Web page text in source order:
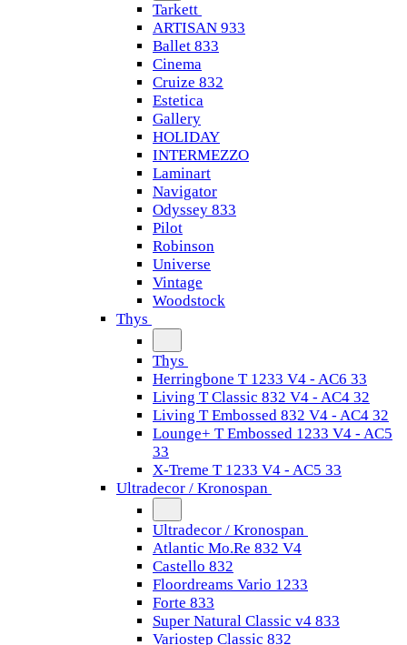
Tarkett
ARTISAN 933
Ballet 833
Cinema
Cruize 832
Estetica
Gallery
HOLIDAY
INTERMEZZO
Laminart
Navigator
Odyssey 833
Pilot
Robinson
Universe
Vintage
Woodstock
Thys
Thys
Herringbone T 1233 V4 - AC6 33
Living T Classic 832 V4 - AC4 32
Living T Embossed 832 V4 - AC4 32
Lounge+ T Embossed 1233 V4 - AC5
33
X-Treme T 1233 V4 - AC5 33
Ultradecor / Kronospan
Ultradecor / Kronospan
Atlantic Mo.Re 832 V4
Castello 832
Floordreams Vario 1233
Forte 833
Super Natural Classic v4 833
Variostep Classic 832